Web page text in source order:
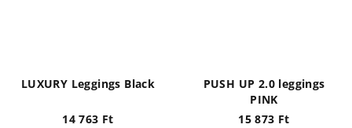
LUXURY Leggings Black
14 763 Ft
PUSH UP 2.0 leggings
PINK
15 873 Ft